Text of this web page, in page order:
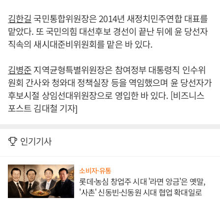
김한길 국민통합위원장은 2014년 새정치민주연합 대표를
맡았다. 또 국민의힘 대선후보 경선이 끝난 뒤에 윤 당선자
직속의 새시대준비위원회를 맡은 바 있다.
김병준지역균형특별위원장은 참여정부 대통령직 인수위
원회 간사와 청와대 정책실장 등을 역임했으며 윤 당선자가
후보시절 상임선대위원장으로 영입한 바 있다. [비즈니스
포스트 김대철 기자]
인기기사
소비자·유통
롯데·농심 창업주 시대 '라면 앙금'은 옛말,
'사촌' 신동빈·신동원 시대 협업 확대일로